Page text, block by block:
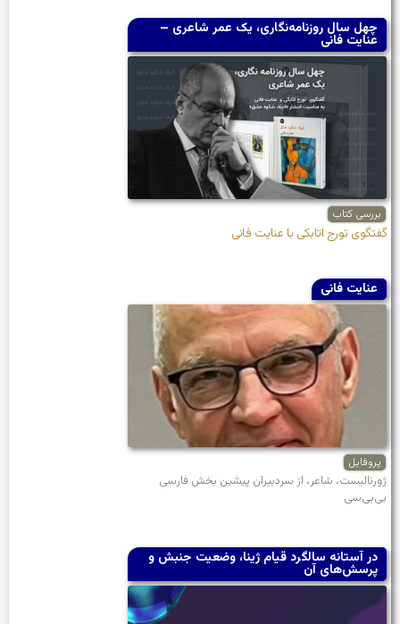
چهل سال روزنامه‌نگاری، یک عمر شاعری –
عنایت فانی
بررسی کتاب
گفتگوی تورج اتابکی با عنایت فانی
عنایت فانی
پروفایل
ژورنالیست، شاعر، از سردبیران پیشین بخش فارسی
بی‌بی‌سی
در آستانه سالگرد قیام ژینا، وضعیت جنبش و
پرسش‌های آن